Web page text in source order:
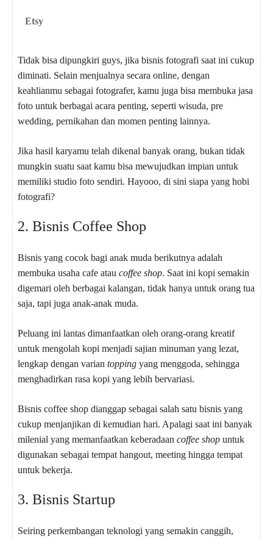
Etsy
Tidak bisa dipungkiri guys, jika bisnis fotografi saat ini cukup
diminati. Selain menjualnya secara online, dengan
keahlianmu sebagai fotografer, kamu juga bisa membuka jasa
foto untuk berbagai acara penting, seperti wisuda, pre
wedding, pernikahan dan momen penting lainnya.
Jika hasil karyamu telah dikenal banyak orang, bukan tidak
mungkin suatu saat kamu bisa mewujudkan impian untuk
memiliki studio foto sendiri. Hayooo, di sini siapa yang hobi
fotografi?
2. Bisnis Coffee Shop
Bisnis yang cocok bagi anak muda berikutnya adalah
membuka usaha cafe atau coffee shop. Saat ini kopi semakin
digemari oleh berbagai kalangan, tidak hanya untuk orang tua
saja, tapi juga anak-anak muda.
Peluang ini lantas dimanfaatkan oleh orang-orang kreatif
untuk mengolah kopi menjadi sajian minuman yang lezat,
lengkap dengan varian topping yang menggoda, sehingga
menghadirkan rasa kopi yang lebih bervariasi.
Bisnis coffee shop dianggap sebagai salah satu bisnis yang
cukup menjanjikan di kemudian hari. Apalagi saat ini banyak
milenial yang memanfaatkan keberadaan coffee shop untuk
digunakan sebagai tempat hangout, meeting hingga tempat
untuk bekerja.
3. Bisnis Startup
Seiring perkembangan teknologi yang semakin canggih,